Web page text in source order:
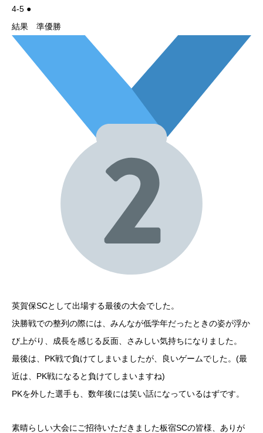
4-5 ●
結果 準優勝
英賀保SCとして出場する最後の大会でした。
決勝戦での整列の際には、みんなが低学年だったときの姿が浮か
び上がり、成長を感じる反面、さみしい気持ちになりました。
最後は、PK戦で負けてしまいましたが、良いゲームでした。(最
近は、PK戦になると負けてしまいますね)
PKを外した選手も、数年後には笑い話になっているはずです。
素晴らしい大会にご招待いただきました板宿SCの皆様、ありが